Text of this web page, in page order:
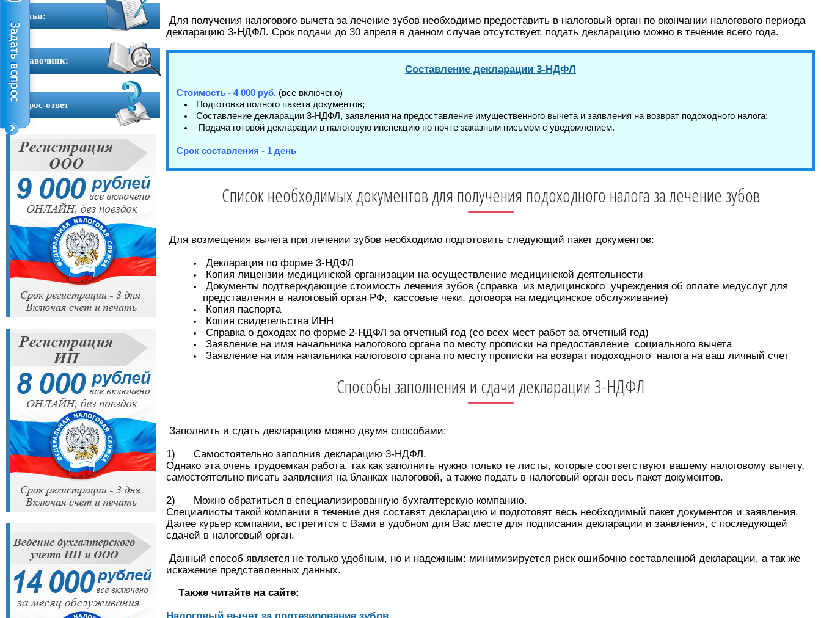
Справочник
Вопрос-
ответ
Контакты
Cтатьи:
Справочник:
Вопрос-ответ
Для получения налогового вычета за лечение зубов необходимо предоставить в налоговый орган по окончании налогового периода
декларацию 3-НДФЛ. Срок подачи до 30 апреля в данном случае отсутствует, подать декларацию можно в течение всего года.
Составление декларации 3-НДФЛ
Стоимость - 4 000 руб. (все включено)
Подготовка полного пакета документов;
Составление декларации 3-НДФЛ, заявления на предоставление имущественного вычета и заявления на возврат подоходного налога;
Подача готовой декларации в налоговую инспекцию по почте заказным письмом с уведомлением.
Срок составления - 1 день
Список необходимых документов для получения подоходного налога за лечение зубов
Для возмещения вычета при лечении зубов необходимо подготовить следующий пакет документов:
Декларация по форме 3-НДФЛ
Копия лицензии медицинской организации на осуществление медицинской деятельности
Документы подтверждающие стоимость лечения зубов (справка из медицинского учреждения об оплате медуслуг для
представления в налоговый орган РФ, кассовые чеки, договора на медицинское обслуживание)
Копия паспорта
Копия свидетельства ИНН
Справка о доходах по форме 2-НДФЛ за отчетный год (со всех мест работ за отчетный год)
Заявление на имя начальника налогового органа по месту прописки на предоставление социального вычета
Заявление на имя начальника налогового органа по месту прописки на возврат подоходного налога на ваш личный счет
Способы заполнения и сдачи декларации 3-НДФЛ
Заполнить и сдать декларацию можно двумя способами:
1) Самостоятельно заполнив декларацию 3-НДФЛ.
Однако эта очень трудоемкая работа, так как заполнить нужно только те листы, которые соответствуют вашему налоговому вычету,
самостоятельно писать заявления на бланках налоговой, а также подать в налоговый орган весь пакет документов.
2) Можно обратиться в специализированную бухгалтерскую компанию.
Специалисты такой компании в течение дня составят декларацию и подготовят весь необходимый пакет документов и заявления.
Далее курьер компании, встретится с Вами в удобном для Вас месте для подписания декларации и заявления, с последующей
сдачей в налоговый орган.
Данный способ является не только удобным, но и надежным: минимизируется риск ошибочно составленной декларации, а так же
искажение представленных данных.
Также читайте на сайте: